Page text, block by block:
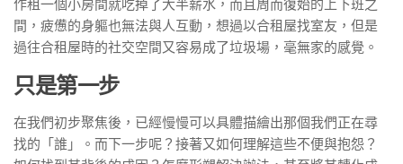
作租一個小房間就吃掉了大半薪水，而且周而復始的上下班之
間，疲憊的身軀也無法與人互動，想過以合租屋找室友，但是
過往合租屋時的社交空間又容易成了垃圾場，毫無家的感覺。
只是第一步
在我們初步聚焦後，已經慢慢可以具體描繪出那個我們正在尋
找的「誰」。而下一步呢？接著又如何理解這些不便與抱怨？